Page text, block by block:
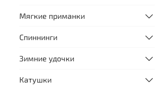
Мягкие приманки
Спиннинги
Зимние удочки
Катушки